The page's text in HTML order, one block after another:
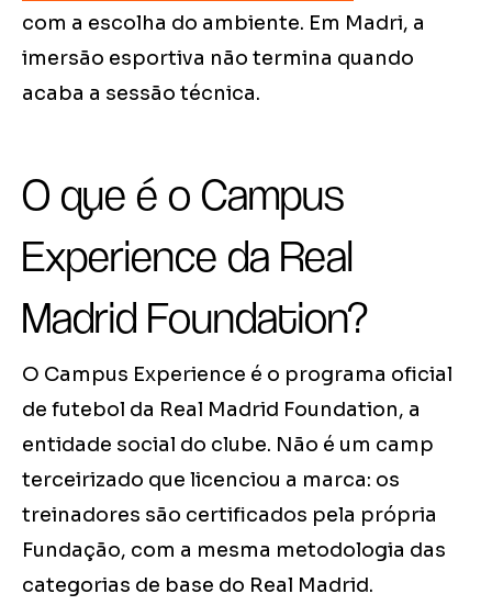
com a escolha do ambiente. Em Madri, a
imersão esportiva não termina quando
acaba a sessão técnica.
O que é o Campus
Experience da Real
Madrid Foundation?
O Campus Experience é o programa oficial
de futebol da Real Madrid Foundation, a
entidade social do clube. Não é um camp
terceirizado que licenciou a marca: os
treinadores são certificados pela própria
Fundação, com a mesma metodologia das
categorias de base do Real Madrid.